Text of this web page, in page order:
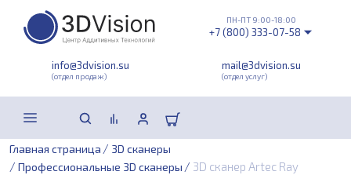
info@3dvision.su
(отдел продаж)
mail@3dvision.su
(отдел услуг)
ПН-ПТ 9:00-18:00
+7 (800) 333-07-58
Главная страница / 3D сканеры
/ Профессиональные 3D сканеры / 3D сканер Artec Ray